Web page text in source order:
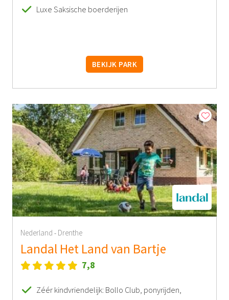
Luxe Saksische boerderijen
BEKIJK PARK
Nederland - Drenthe
Landal Het Land van Bartje
7,8
Zéér kindvriendelijk: Bollo Club, ponyrijden,